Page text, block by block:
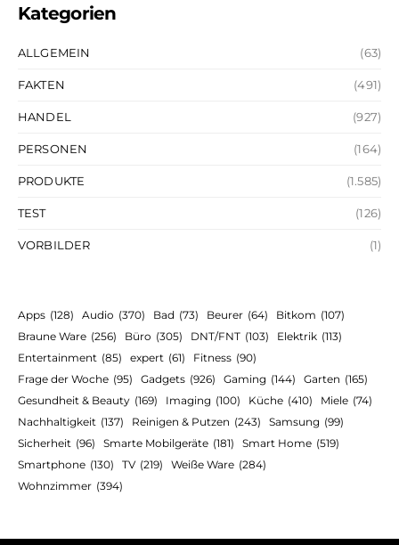
Kategorien
ALLGEMEIN (63)
FAKTEN (491)
HANDEL (927)
PERSONEN (164)
PRODUKTE (1.585)
TEST (126)
VORBILDER (1)
Apps (128) Audio (370) Bad (73) Beurer (64) Bitkom (107)
Braune Ware (256) Büro (305) DNT/FNT (103) Elektrik (113)
Entertainment (85) expert (61) Fitness (90)
Frage der Woche (95) Gadgets (926) Gaming (144) Garten (165)
Gesundheit & Beauty (169) Imaging (100) Küche (410) Miele (74)
Nachhaltigkeit (137) Reinigen & Putzen (243) Samsung (99)
Sicherheit (96) Smarte Mobilgeräte (181) Smart Home (519)
Smartphone (130) TV (219) Weiße Ware (284)
Wohnzimmer (394)